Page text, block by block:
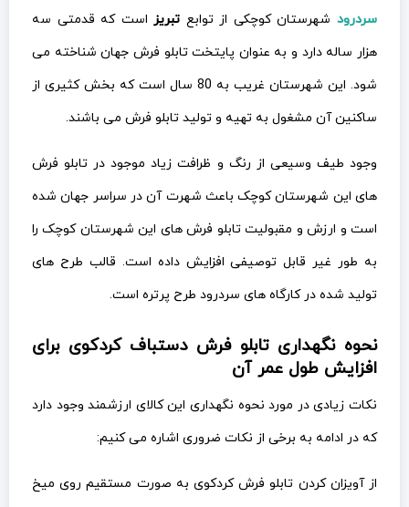
سردرودشهرستان کوچکی از توابع تبریزاست که قدمتی سه
هزار ساله دارد و به عنوان پایتخت تابلو فرش جهان شناخته می
شود. این شهرستان غریب به 80 سال است که بخش کثیری از
ساکنین آن مشغول به تهیه و تولید تابلو فرش می باشند.
وجود طیف وسیعی از رنگ و ظرافت زیاد موجود در تابلو فرش
های این شهرستان کوچک باعث شهرت آن در سراسر جهان شده
است و ارزش و مقبولیت تابلو فرش های این شهرستان کوچک را
به طور غیر قابل توصیفی افزایش داده است. قالب طرح های
تولید شده در کارگاه های سردرود طرح پرتره است.
نحوه نگهداری تابلو فرش دستباف کردکوی برای
افزایش طول عمر آن
نکات زیادی در مورد نحوه نگهداری این کالای ارزشمند وجود دارد
که در ادامه به برخی از نکات ضروری اشاره می کنیم:
از آویزان کردن تابلو فرش کردکوی به صورت مستقیم روی میخ